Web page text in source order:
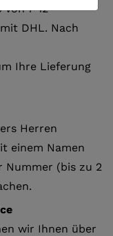
7-12
DHL. Nach
Ihre Lieferung
Herren
einem Namen
Nummer (bis zu 2
wir Ihnen über